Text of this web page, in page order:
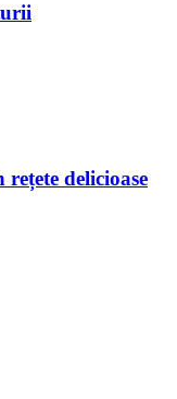
delicioase